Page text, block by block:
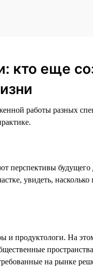
кто еще
работы разных
перспективы
увидеть, насколько
и продуктологи. На
на рынке